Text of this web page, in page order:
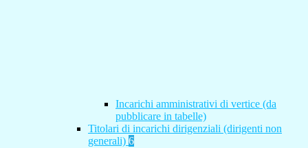
Incarichi amministrativi di vertice (da
pubblicare in tabelle)
Titolari di incarichi dirigenziali (dirigenti non
generali) 6